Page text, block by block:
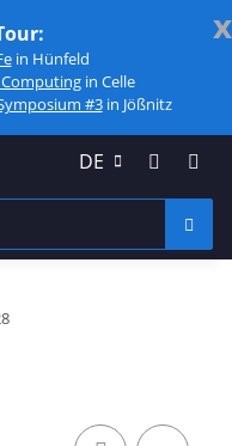
x
in Hünfeld
Computingin Celle
#3in Jößnitz
DE